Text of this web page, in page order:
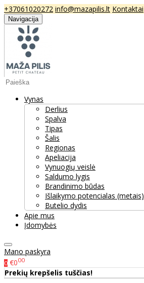
+37061020272 info@mazapilis.lt Kontaktai
Navigacija
Vynas
Derlius
Spalva
Tipas
Šalis
Regionas
Apeliacija
Vynuogių veislė
Saldumo lygis
Brandinimo būdas
Išlaikymo potencialas (metais)
Butelio dydis
Apie mus
Įdomybės
Mano paskyra
0 €000
Prekių krepšelis tuščias!